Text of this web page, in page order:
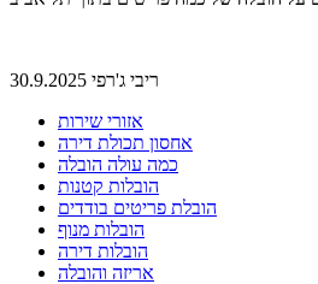
ריבי ג'רפי 30.9.2025
אזורי שירות
אחסון תכולת דירה
כמה עולה הובלה
הובלות קטנות
הובלת פריטים בודדים
הובלות מנוף
הובלות דירה
אריזה והובלה